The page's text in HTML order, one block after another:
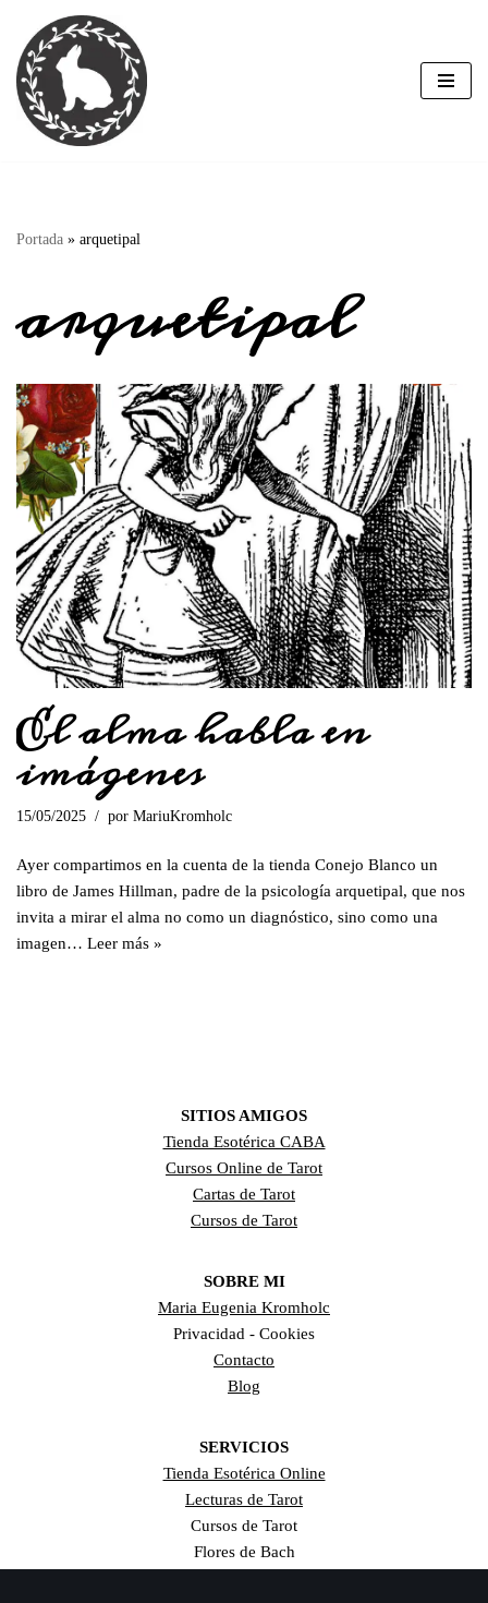
Saltar
al
contenido
Portada » arquetipal
arquetipal
El alma habla en
imágenes
15/05/2025 por MariuKromholc
Ayer compartimos en la cuenta de la tienda Conejo Blanco un
libro de James Hillman, padre de la psicología arquetipal, que nos
invita a mirar el alma no como un diagnóstico, sino como una
imagen… Leer más »
SITIOS AMIGOS
Tienda Esotérica CABA
Cursos Online de Tarot
Cartas de Tarot
Cursos de Tarot
SOBRE MI
Maria Eugenia Kromholc
Privacidad - Cookies
Contacto
Blog
SERVICIOS
Tienda Esotérica Online
Lecturas de Tarot
Cursos de Tarot
Flores de Bach